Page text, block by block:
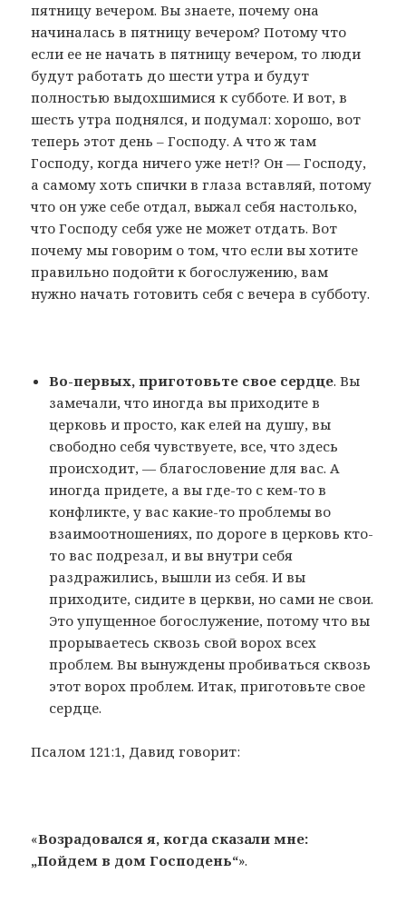
пятницу вечером. Вы знаете, почему она
начиналась в пятницу вечером? Потому что
если ее не начать в пятницу вечером, то люди
будут работать до шести утра и будут
полностью выдохшимися к субботе. И вот, в
шесть утра поднялся, и подумал: хорошо, вот
теперь этот день – Господу. А что ж там
Господу, когда ничего уже нет!? Он — Господу,
а самому хоть спички в глаза вставляй, потому
что он уже себе отдал, выжал себя настолько,
что Господу себя уже не может отдать. Вот
почему мы говорим о том, что если вы хотите
правильно подойти к богослужению, вам
нужно начать готовить себя с вечера в субботу.
Во-первых, приготовьте свое сердце. Вы
замечали, что иногда вы приходите в
церковь и просто, как елей на душу, вы
свободно себя чувствуете, все, что здесь
происходит, — благословение для вас. А
иногда придете, а вы где-то с кем-то в
конфликте, у вас какие-то проблемы во
взаимоотношениях, по дороге в церковь кто-
то вас подрезал, и вы внутри себя
раздражились, вышли из себя. И вы
приходите, сидите в церкви, но сами не свои.
Это упущенное богослужение, потому что вы
прорываетесь сквозь свой ворох всех
проблем. Вы вынуждены пробиваться сквозь
этот ворох проблем. Итак, приготовьте свое
сердце.
Псалом 121:1, Давид говорит:
«Возрадовался я, когда сказали мне:
„Пойдем в дом Господень“».